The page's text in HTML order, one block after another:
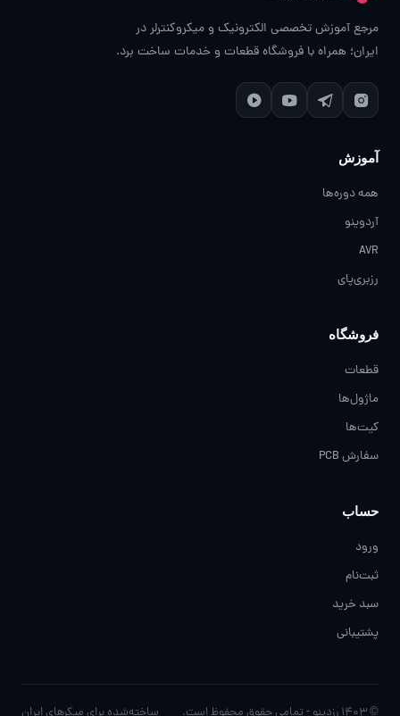
مرجع آموزش تخصصی الکترونیک و میکروکنترلر در
ایران؛ همراه با فروشگاه قطعات و خدمات ساخت برد.
آموزش
همه دوره‌ها
آردوینو
AVR
رزبری‌پای
فروشگاه
قطعات
ماژول‌ها
کیت‌ها
سفارش PCB
حساب
ورود
ثبت‌نام
سبد خرید
پشتیبانی